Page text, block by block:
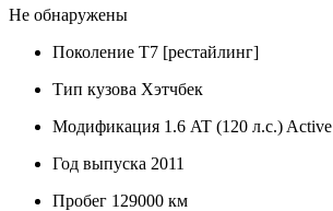
Не обнаружены
Поколение T7 [рестайлинг]
Тип кузова Хэтчбек
Модификация 1.6 AT (120 л.с.) Active
Год выпуска 2011
Пробег 129000 км